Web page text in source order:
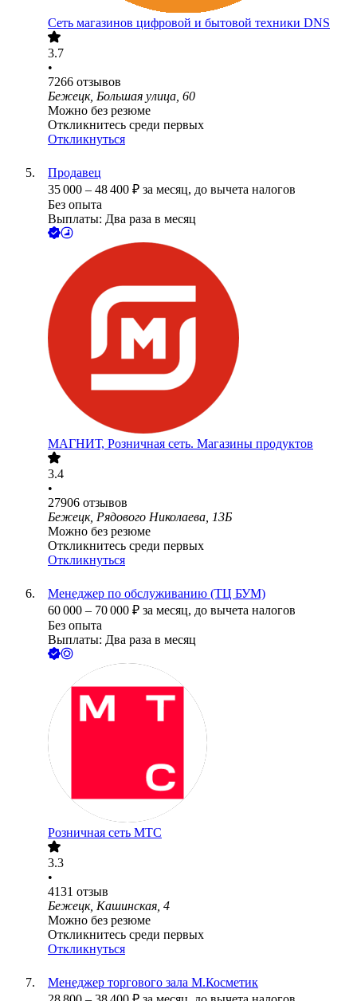
Сеть магазинов цифровой и бытовой техники DNS
3.7
•
7266 отзывов
Бежецк, Большая улица, 60
Можно без резюме
Откликнитесь среди первых
Откликнуться
Продавец
35 000 – 48 400 ₽ за месяц, до вычета налогов
Без опыта
Выплаты: Два раза в месяц
МАГНИТ, Розничная сеть. Магазины продуктов
3.4
•
27906 отзывов
Бежецк, Рядового Николаева, 13Б
Можно без резюме
Откликнитесь среди первых
Откликнуться
Менеджер по обслуживанию (ТЦ БУМ)
60 000 – 70 000 ₽ за месяц, до вычета налогов
Без опыта
Выплаты: Два раза в месяц
Розничная сеть МТС
3.3
•
4131 отзыв
Бежецк, Кашинская, 4
Можно без резюме
Откликнитесь среди первых
Откликнуться
Менеджер торгового зала М.Косметик